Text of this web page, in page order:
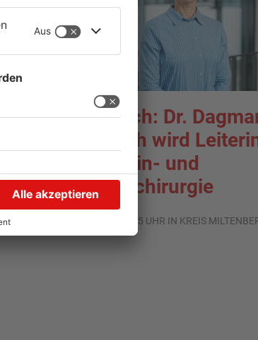
Erlenbach: Dr.
Sohlbach wird
Allgemein- und
Viszeralchirurgie
31.07.2026, 11:35 UHR IN KREIS